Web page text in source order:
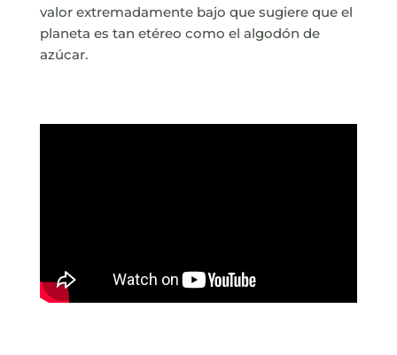
valor extremadamente bajo que sugiere que el
planeta es tan etéreo como el algodón de
azúcar.